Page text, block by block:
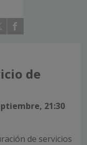
de
21:30
de servicios